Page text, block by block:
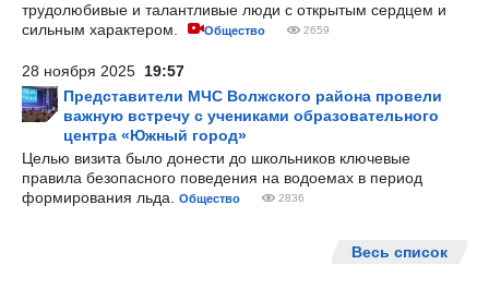
трудолюбивые и талантливые люди с открытым сердцем и
сильным характером.
Общество 2659
28 ноября 2025 19:57
Представители МЧС Волжского района провели
важную встречу с учениками образовательного
центра «Южный город»
Целью визита было донести до школьников ключевые
правила безопасного поведения на водоемах в период
формирования льда.
Общество 2836
Весь список